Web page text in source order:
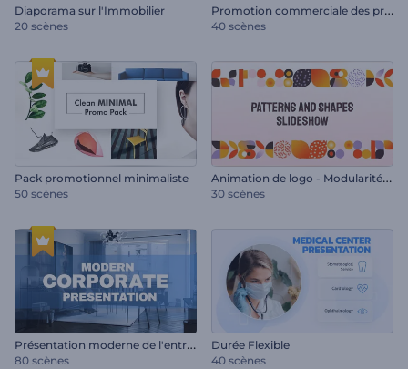
Diaporama sur l'Immobilier
20 scènes
P
romotion commerciale des produits au détail
40 scènes
Pack promotionnel minimaliste
50 scènes
A
nimation de logo - Modularité abstraite
30 scènes
P
résentation moderne de l'entreprise
80 scènes
Durée Flexible
40 scènes